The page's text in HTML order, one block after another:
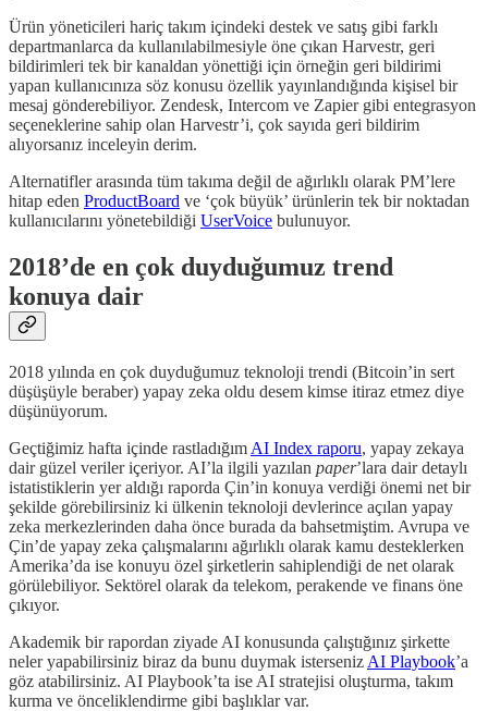
Ürün yöneticileri hariç takım içindeki destek ve satış gibi farklı
departmanlarca da kullanılabilmesiyle öne çıkan Harvestr, geri
bildirimleri tek bir kanaldan yönettiği için örneğin geri bildirimi
yapan kullanıcınıza söz konusu özellik yayınlandığında kişisel bir
mesaj gönderebiliyor. Zendesk, Intercom ve Zapier gibi entegrasyon
seçeneklerine sahip olan Harvestr’i, çok sayıda geri bildirim
alıyorsanız inceleyin derim.
Alternatifler arasında tüm takıma değil de ağırlıklı olarak PM’lere
hitap eden ProductBoard ve ‘çok büyük’ ürünlerin tek bir noktadan
kullanıcılarını yönetebildiği UserVoice bulunuyor.
2018’de en çok duyduğumuz trend
konuya dair
2018 yılında en çok duyduğumuz teknoloji trendi (Bitcoin’in sert
düşüşüyle beraber) yapay zeka oldu desem kimse itiraz etmez diye
düşünüyorum.
Geçtiğimiz hafta içinde rastladığım AI Index raporu, yapay zekaya
dair güzel veriler içeriyor. AI’la ilgili yazılan paper’lara dair detaylı
istatistiklerin yer aldığı raporda Çin’in konuya verdiği önemi net bir
şekilde görebilirsiniz ki ülkenin teknoloji devlerince açılan yapay
zeka merkezlerinden daha önce burada da bahsetmiştim. Avrupa ve
Çin’de yapay zeka çalışmalarını ağırlıklı olarak kamu desteklerken
Amerika’da ise konuyu özel şirketlerin sahiplendiği de net olarak
görülebiliyor. Sektörel olarak da telekom, perakende ve finans öne
çıkıyor.
Akademik bir rapordan ziyade AI konusunda çalıştığınız şirkette
neler yapabilirsiniz biraz da bunu duymak isterseniz AI Playbook’a
göz atabilirsiniz. AI Playbook’ta ise AI stratejisi oluşturma, takım
kurma ve önceliklendirme gibi başlıklar var.